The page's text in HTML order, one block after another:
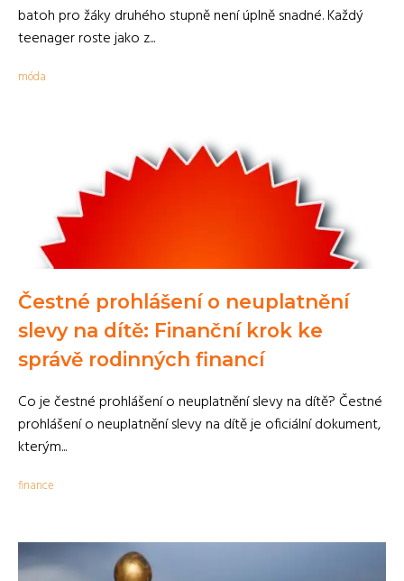
batoh pro žáky druhého stupně není úplně snadné. Každý
teenager roste jako z...
móda
Čestné prohlášení o neuplatnění
slevy na dítě: Finanční krok ke
správě rodinných financí
Co je čestné prohlášení o neuplatnění slevy na dítě? Čestné
prohlášení o neuplatnění slevy na dítě je oficiální dokument,
kterým...
finance